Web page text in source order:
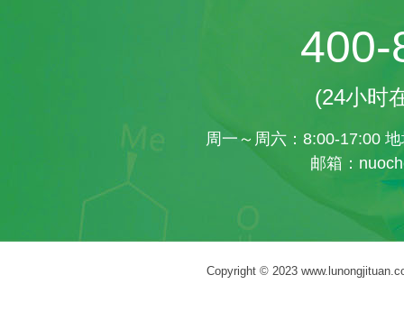
400-
(24小时
周一～周六：8:00-17:00
邮箱：
Copyright © 2023